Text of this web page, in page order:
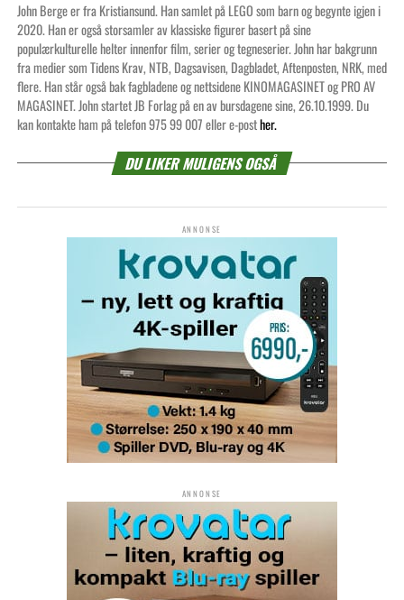
John Berge er fra Kristiansund. Han samlet på LEGO som barn og begynte igjen i
2020. Han er også storsamler av klassiske figurer basert på sine
populærkulturelle helter innenfor film, serier og tegneserier. John har bakgrunn
fra medier som Tidens Krav, NTB, Dagsavisen, Dagbladet, Aftenposten, NRK, med
flere. Han står også bak fagbladene og nettsidene KINOMAGASINET og PRO AV
MAGASINET. John startet JB Forlag på en av bursdagene sine, 26.10.1999. Du
kan kontakte ham på telefon 975 99 007 eller e-posther.
DU LIKER MULIGENS OGSÅ
ANNONSE
ANNONSE